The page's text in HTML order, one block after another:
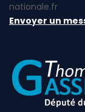
nationale.fr
Envoyer un